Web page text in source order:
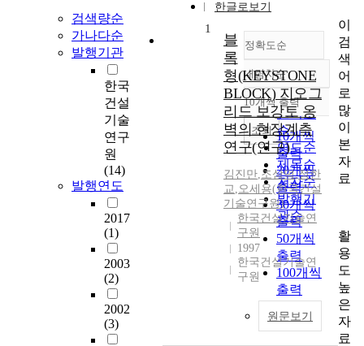
검색량순
가나다순
발행기관
한국
건설
기술
연구
원
(14)
발행연도
2017
(1)
2003
(2)
2002
(3)
한글로보기
정확도순
정확도
순
인기도
순
연도순
제목순
저자순
발행기
관순
내림차순
내림차순
10개씩 출력
10개씩
출력
20개씩
출력
30개씩
출력
50개씩
출력
100개씩
출력
조회
1
블
록
형(KEYSTONE
BLOCK) 지오그
리드 보강토 옹
벽의 현장계측
연구(연구)
김진만,조삼덕,정한
교,오세용(한국건설
기술연구원)
한국건설기술연
구원
1997
한국건설기술연
구원
원문보기
이
검
색
어
로
많
이
본
자
료
활
용
도
높
은
자
료